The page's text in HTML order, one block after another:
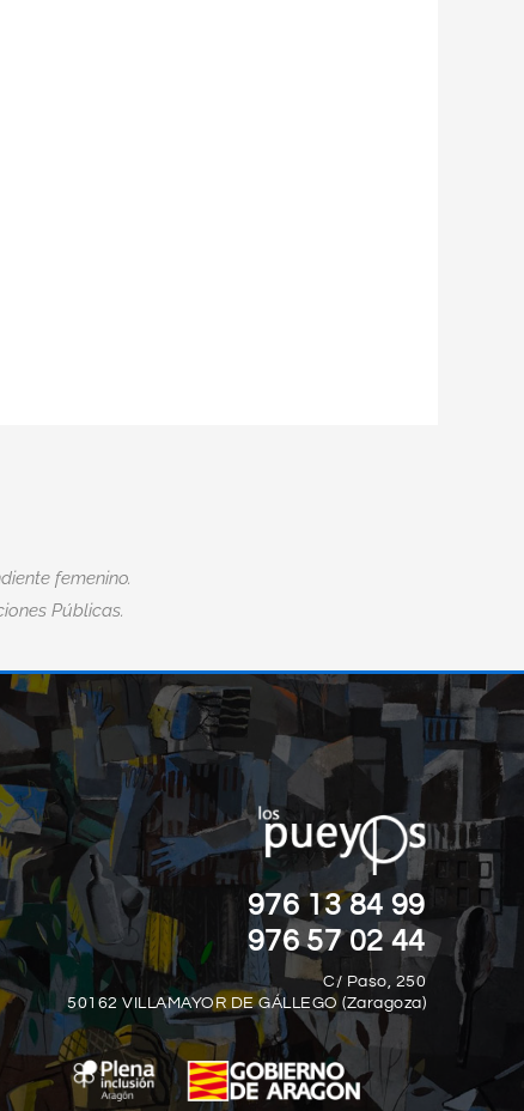
femenino.
Públicas.
“EL MIEDO ES LA MAYOR
DE TODAS.“
Nick Vujicic
976 13 84 99
976 57 02 44
C/ Paso, 250
50162 VILLAMAYOR DE GÁLLEGO (Zaragoza)